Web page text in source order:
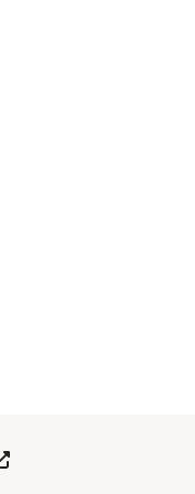
中打开
新标签页中打开